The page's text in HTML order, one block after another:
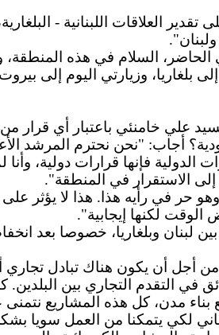
العلاقات اللبنانية -
السلام في هذه المنطقة،
إلى بلغاريا، وزيارتي اليوم إلى
علي خامنئي باعتبار أي قرار
أجاب: "نحن نحترم المرشد
فإنها قرارات دولية،
إلى الاستقرار في المنطقة".
حر في رأيه هذا. هذا لا يؤثر
الوقت لكنها إيجابية".
وبلغاريا، خصوصا بعد
أن يكون هناك تبادل تجاري
التقدم التجاري بين البلدين.
بناء مدن، كل هذه المشاريع
لكي يتمكنا من العمل سويا